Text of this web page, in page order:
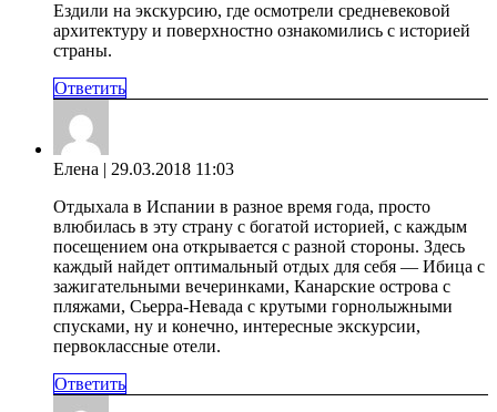
Ездили на экскурсию, где осмотрели средневековой
архитектуру и поверхностно ознакомились с историей
страны.
Ответить
Елена
| 29.03.2018 11:03
Отдыхала в Испании в разное время года, просто
влюбилась в эту страну с богатой историей, с каждым
посещением она открывается с разной стороны. Здесь
каждый найдет оптимальный отдых для себя — Ибица с
зажигательными вечеринками, Канарские острова с
пляжами, Сьерра-Невада с крутыми горнолыжными
спусками, ну и конечно, интересные экскурсии,
первоклассные отели.
Ответить